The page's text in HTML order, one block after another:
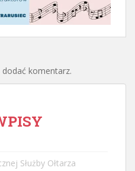
komentarz.
Służby Ołtarza